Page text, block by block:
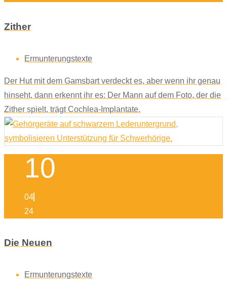
Zither
Ermunterungstexte
Der Hut mit dem Gamsbart verdeckt es, aber wenn ihr genau
hinseht, dann erkennt ihr es: Der Mann auf dem Foto, der die
Zither spielt, trägt Cochlea-Implantate.
10
04
24
Die Neuen
Ermunterungstexte